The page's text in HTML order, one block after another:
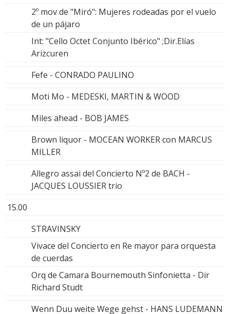
2º mov de "Miró": Mujeres rodeadas por el vuelo
de un pájaro
Int: "Cello Octet Conjunto Ibérico" ;Dir.Elías
Arizcuren
Fefe - CONRADO PAULINO
Moti Mo - MEDESKI, MARTIN & WOOD
Miles ahead - BOB JAMES
Brown liquor - MOCEAN WORKER con MARCUS
MILLER
Allegro assai del Concierto Nº2 de BACH -
JACQUES LOUSSIER trio
15.00
STRAVINSKY
Vivace del Concierto en Re mayor para orquesta
de cuerdas
Orq de Camara Bournemouth Sinfonietta - Dir
Richard Studt
Wenn Duu weite Wege gehst - HANS LUDEMANN